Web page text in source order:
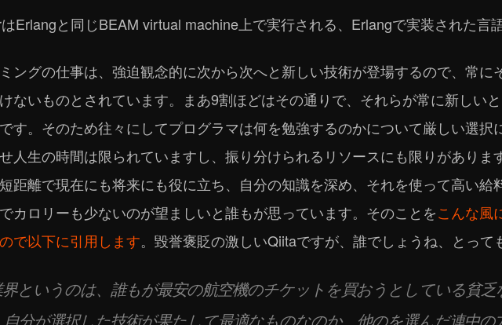
Erlangと同じBEAM virtual machine上で実行される、Erlangで実装された言語
ングの仕事は、強迫観念的に次から次へと新しい技術が登場するので、常に
ないものとされています。まあ9割ほどはその通りで、それらが常に新しい
す。そのため往々にしてプログラマは何を勉強するのかについて厳しい選択
人生の時間は限られていますし、振り分けられるリソースにも限りがありま
距離で現在にも将来にも役に立ち、自分の知識を深め、それを使って高い給
カロリーも少ないのが望ましいと誰もが思っています。そのことをこんな風
で以下に引用します。毀誉褒貶の激しいQiitaですが、誰でしょうね、とって
界というのは、誰もが最安の航空機のチケットを買おうとしている貧
分が選択した技術が果たして最適なものなのか、他のを選んだ連中